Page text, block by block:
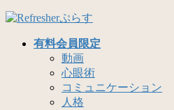
コ
ナ
有料会員限定
動画
心眼術
コミュニケーション
人格